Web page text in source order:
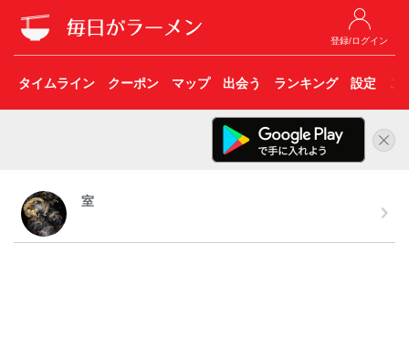
登録/ログイン
タイムライン クーポン マップ 出会う ランキング 設定 こ
室